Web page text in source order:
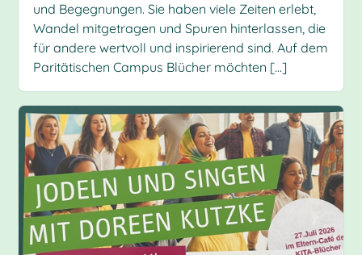
und Begegnungen. Sie haben viele Zeiten erlebt,
Wandel mitgetragen und Spuren hinterlassen, die
für andere wertvoll und inspirierend sind. Auf dem
Paritätischen Campus Blücher möchten […]